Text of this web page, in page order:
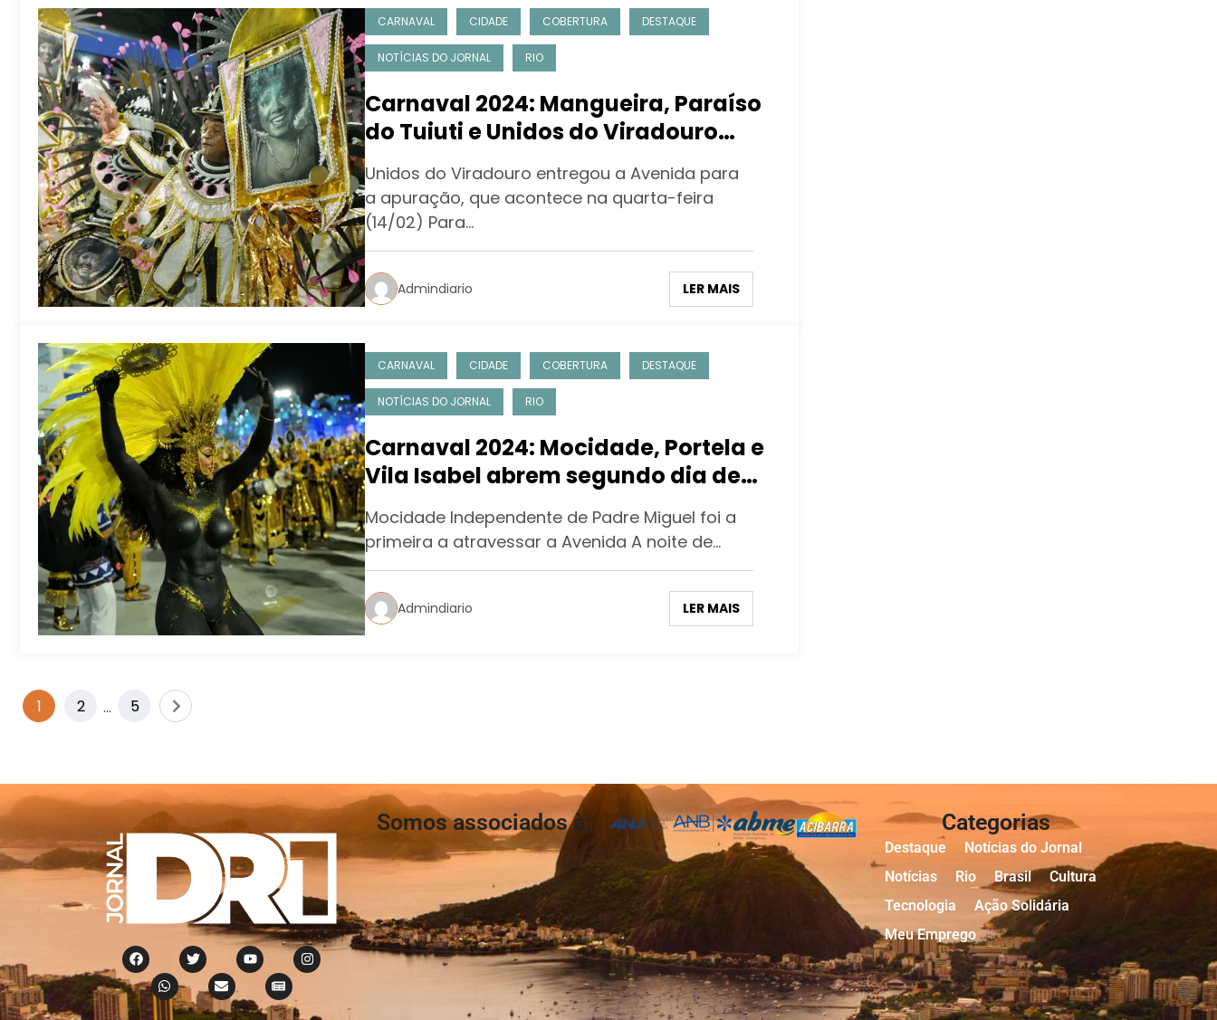
CARNAVAL CIDADE COBERTURA DESTAQUE
NOTÍCIAS DO JORNAL RIO
Carnaval 2024: Mangueira, Paraíso
do Tuiuti e Unidos do Viradouro
encerram os desfiles do Grupo
Especial na Sapucaí
Unidos do Viradouro entregou a Avenida para
a apuração, que acontece na quarta-feira
(14/02) Para…
Admindiario LER MAIS
CARNAVAL CIDADE COBERTURA DESTAQUE
NOTÍCIAS DO JORNAL RIO
Carnaval 2024: Mocidade, Portela e
Vila Isabel abrem segundo dia de
desfiles do Grupo Especial na
Sapucaí
Mocidade Independente de Padre Miguel foi a
primeira a atravessar a Avenida A noite de…
Admindiario LER MAIS
1 2 … 5
Somos associados à: Categorias
Destaque
Notícias do Jornal
Notícias
Rio Brasil
Cultura
Tecnologia
Ação Solidária
Meu Emprego